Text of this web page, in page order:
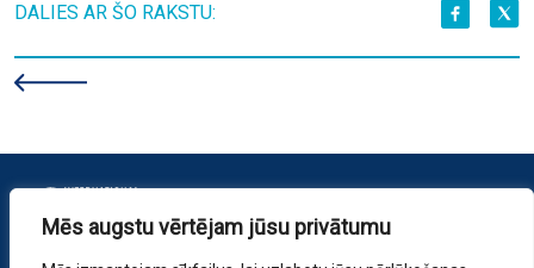
Mēs augstu vērtējam jūsu privātumu
DALIES AR ŠO RAKSTU: